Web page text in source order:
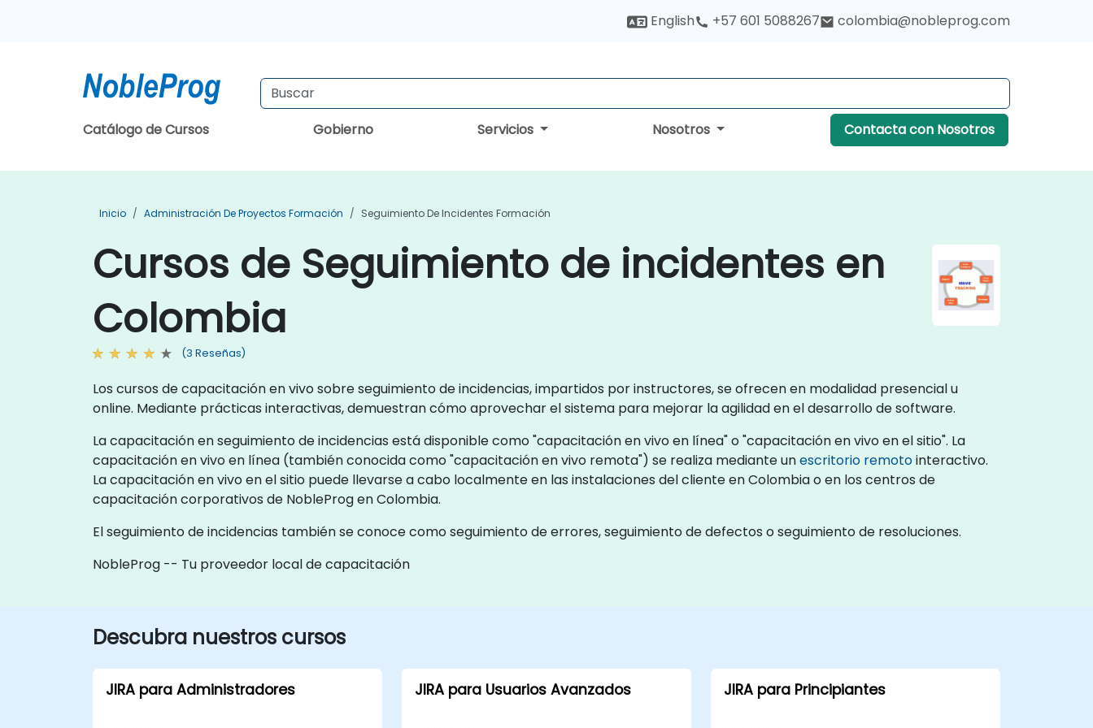
English +57 601 5088267 colombia@nobleprog.com
Catálogo de Cursos Gobierno Servicios Nosotros Contacta con Nosotros
Inicio Administración De Proyectos Formación Seguimiento De Incidentes Formación
Cursos de Seguimiento de incidentes en
Colombia
(3 Reseñas)
Los cursos de capacitación en vivo sobre seguimiento de incidencias, impartidos por instructores, se ofrecen en modalidad presencial u
online. Mediante prácticas interactivas, demuestran cómo aprovechar el sistema para mejorar la agilidad en el desarrollo de software.
La capacitación en seguimiento de incidencias está disponible como "capacitación en vivo en línea" o "capacitación en vivo en el sitio". La
capacitación en vivo en línea (también conocida como "capacitación en vivo remota") se realiza mediante unescritorio remotointeractivo.
La capacitación en vivo en el sitio puede llevarse a cabo localmente en las instalaciones del cliente en Colombia o en los centros de
capacitación corporativos de NobleProg en Colombia.
El seguimiento de incidencias también se conoce como seguimiento de errores, seguimiento de defectos o seguimiento de resoluciones.
NobleProg -- Tu proveedor local de capacitación
Descubra nuestros cursos
JIRA para Administradores JIRA para Usuarios Avanzados JIRA para Principiantes